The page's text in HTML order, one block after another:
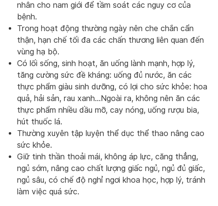
nhân cho nam giới để tầm soát các nguy cơ của
bệnh.
Trong hoạt động thường ngày nên che chắn cẩn
thận, hạn chế tối đa các chấn thương liên quan đến
vùng hạ bộ.
Có lối sống, sinh hoạt, ăn uống lành mạnh, hợp lý,
tăng cường sức đề kháng: uống đủ nước, ăn các
thực phẩm giàu sinh dưỡng, có lợi cho sức khỏe: hoa
quả, hải sản, rau xanh…Ngoài ra, không nên ăn các
thực phẩm nhiều dầu mỡ, cay nóng, uống rượu bia,
hút thuốc lá.
Thường xuyên tập luyện thể dục thể thao nâng cao
sức khỏe.
Giữ tinh thần thoải mái, không áp lực, căng thẳng,
ngủ sớm, nâng cao chất lượng giấc ngủ, ngủ đủ giấc,
ngủ sâu, có chế độ nghỉ ngơi khoa học, hợp lý, tránh
làm việc quá sức.